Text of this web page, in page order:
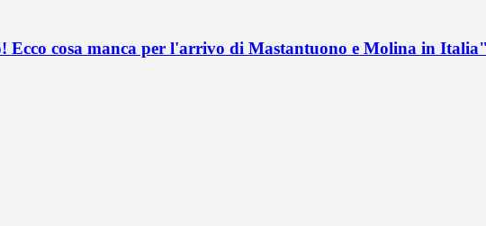
cosa manca per l'arrivo di Mastantuono e Molina in